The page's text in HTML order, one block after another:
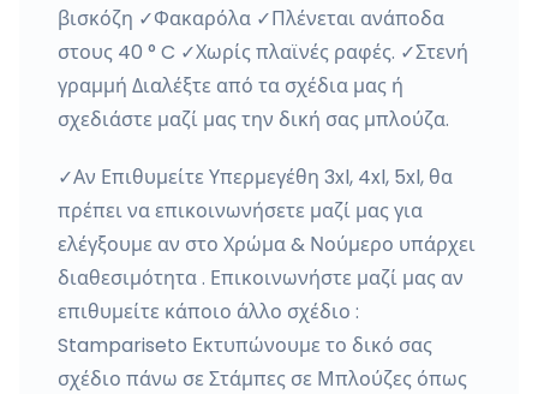
βισκόζη ✓Φακαρόλα ✓Πλένεται ανάποδα
στους 40 ° C ✓Χωρίς πλαϊνές ραφές. ✓Στενή
γραμμή Διαλέξτε από τα σχέδια μας ή
σχεδιάστε μαζί μας την δική σας μπλούζα.
✓Αν Επιθυμείτε Υπερμεγέθη 3xl, 4xl, 5xl, θα
πρέπει να επικοινωνήσετε μαζί μας για
ελέγξουμε αν στο Χρώμα & Νούμερο υπάρχει
διαθεσιμότητα . Επικοινωνήστε μαζί μας αν
επιθυμείτε κάποιο άλλο σχέδιο :
Stampariseto Εκτυπώνουμε το δικό σας
σχέδιο πάνω σε Στάμπες σε Μπλούζες όπως